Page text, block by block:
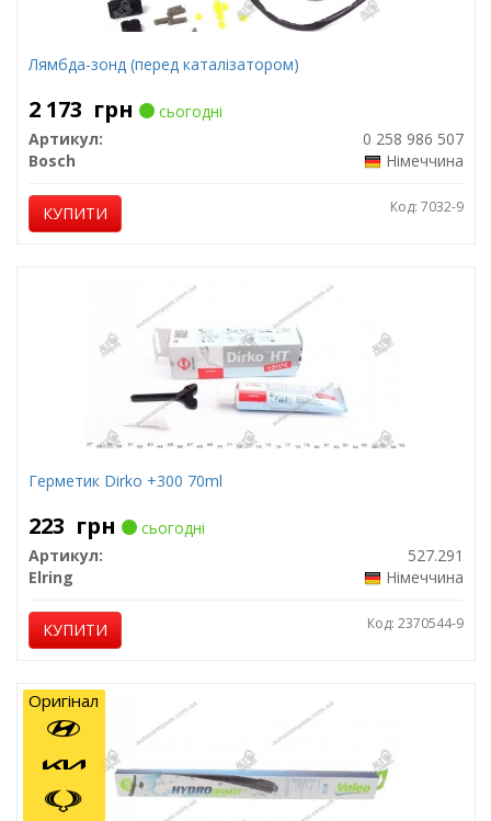
Лямбда-зонд (перед каталізатором)
2 173 грн
сьогодні
Артикул:
0 258 986 507
Bosch
Німеччина
КУПИТИ Код: 7032-9
Герметик Dirko +300 70ml
223 грн
сьогодні
Артикул:
527.291
Elring
Німеччина
КУПИТИ Код: 2370544-9
Оригінал